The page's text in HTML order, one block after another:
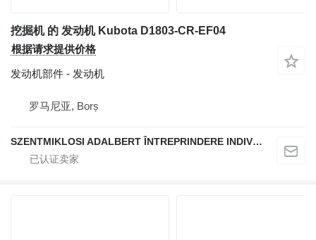
挖掘机 的 发动机 Kubota D1803-CR-EF04
根据请求提供价格
发动机部件 - 发动机
罗马尼亚, Borș
SZENTMIKLOSI ADALBERT ÎNTREPRINDERE INDIVIDUALĂ